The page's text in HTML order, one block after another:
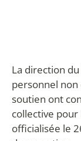
La direction
personnel
soutien ont
collective pour
officialisée le